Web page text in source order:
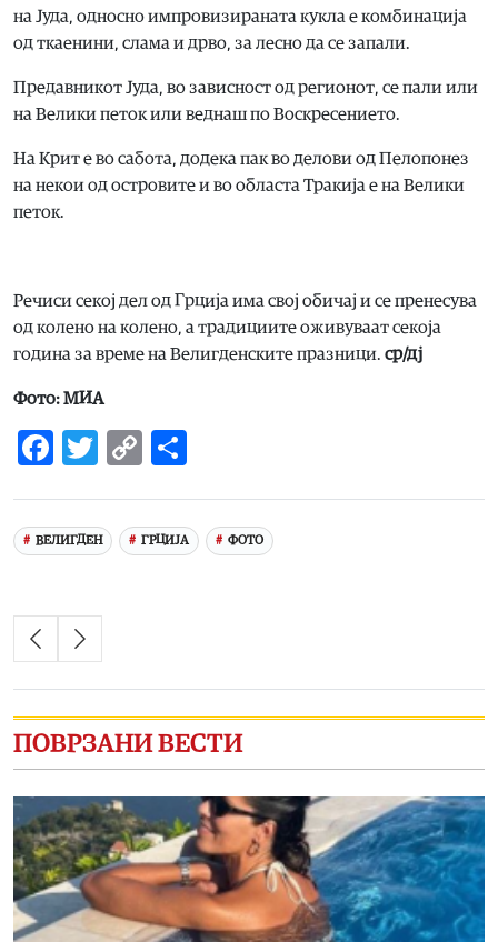
на Јуда, односно импровизираната кукла е комбинација
од ткаенини, слама и дрво, за лесно да се запали.
Предавникот Јуда, во зависност од регионот, се пали или
на Велики петок или веднаш по Воскресението.
На Крит е во сабота, додека пак во делови од Пелопонез
на некои од островите и во областа Тракија е на Велики
петок.
Речиси секој дел од Грција има свој обичај и се пренесува
од колено на колено, а традициите оживуваат секоја
година за време на Велигденските празници. ср/дј
Фото: МИА
Facebook
Twitter
Copy
ВЕЛИГДЕН ГРЦИЈА ФОТО
ПОВРЗАНИ ВЕСТИ